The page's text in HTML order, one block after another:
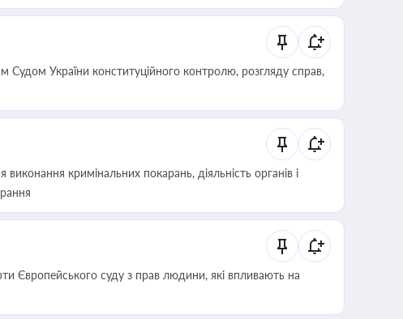
Судом України конституційного контролю, розгляду справ,
кримінальних покарань, діяльність органів і
Європейського суду з прав людини, які впливають на